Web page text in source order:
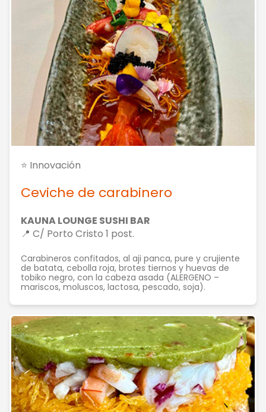
⭐ Innovación
Ceviche de carabinero
KAUNA LOUNGE SUSHI BAR
📍 C/ Porto Cristo 1 post.
Carabineros confitados, al aji panca, pure y crujiente
de batata, cebolla roja, brotes tiernos y huevas de
tobiko negro, con la cabeza asada (ALERGENO –
mariscos, moluscos, lactosa, pescado, soja).